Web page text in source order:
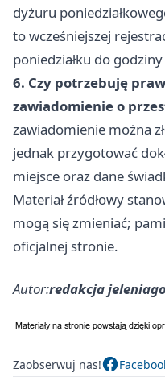
dyżuru
to wcześniejszej
poniedziałku do
6. Czy potrzebuję
zawiadomienie o
zawiadomienie można
jednak przygotować
miejsce oraz dane
Materiał źródłowy
mogą się zmieniać;
oficjalnej stronie.
Autor:redakcja
Zaobserwuj nas!